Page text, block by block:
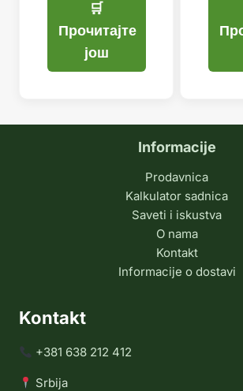
Прочитајте
још
Informacije
Prodavnica
Kalkulator sadnica
Saveti i iskustva
O nama
Kontakt
Informacije o dostavi
Kontakt
+381 638 212 412
Srbija